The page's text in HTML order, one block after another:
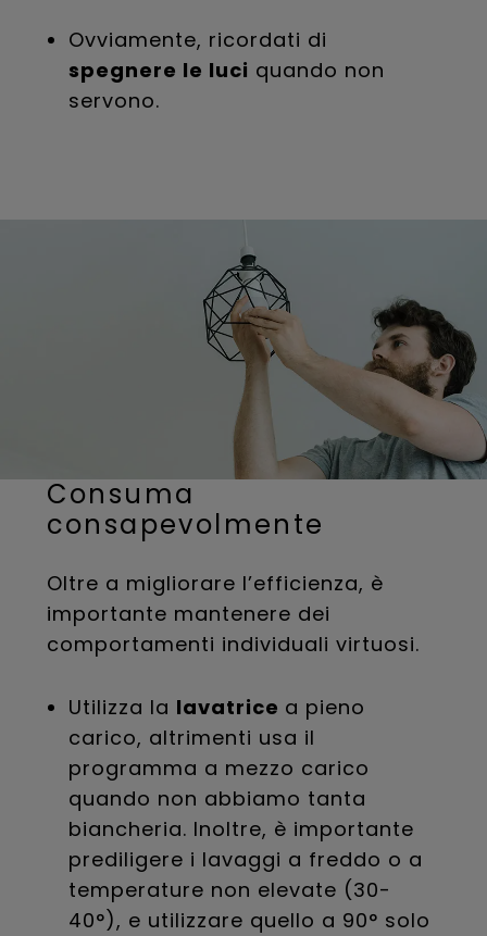
Ovviamente, ricordati di
spegnere le luci quando non
servono.
Consuma
consapevolmente
Oltre a migliorare l’efficienza, è
importante mantenere dei
comportamenti individuali virtuosi.
Utilizza la lavatrice a pieno
carico, altrimenti usa il
programma a mezzo carico
quando non abbiamo tanta
biancheria. Inoltre, è importante
prediligere i lavaggi a freddo o a
temperature non elevate (30-
40°), e utilizzare quello a 90° solo